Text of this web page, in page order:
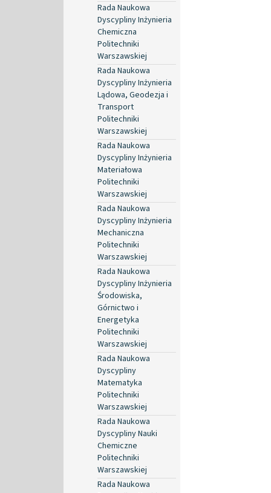
Rada Naukowa
Dyscypliny Inżynieria
Chemiczna
Politechniki
Warszawskiej
Rada Naukowa
Dyscypliny Inżynieria
Lądowa, Geodezja i
Transport
Politechniki
Warszawskiej
Rada Naukowa
Dyscypliny Inżynieria
Materiałowa
Politechniki
Warszawskiej
Rada Naukowa
Dyscypliny Inżynieria
Mechaniczna
Politechniki
Warszawskiej
Rada Naukowa
Dyscypliny Inżynieria
Środowiska,
Górnictwo i
Energetyka
Politechniki
Warszawskiej
Rada Naukowa
Dyscypliny
Matematyka
Politechniki
Warszawskiej
Rada Naukowa
Dyscypliny Nauki
Chemiczne
Politechniki
Warszawskiej
Rada Naukowa